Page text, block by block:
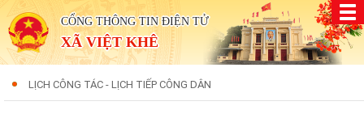
CỔNG THÔNG TIN ĐIỆN TỬ
XÃ VIỆT KHÊ
LỊCH CÔNG TÁC - LỊCH TIẾP CÔNG DÂN